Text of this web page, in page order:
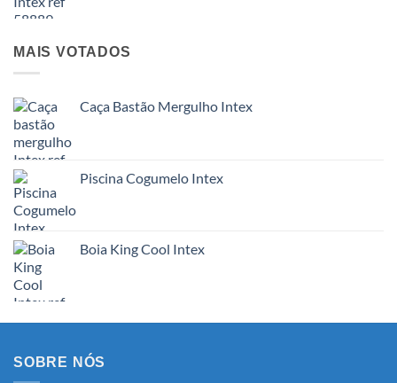
MAIS VOTADOS
Caça Bastão Mergulho Intex
Piscina Cogumelo Intex
Boia King Cool Intex
SOBRE NÓS